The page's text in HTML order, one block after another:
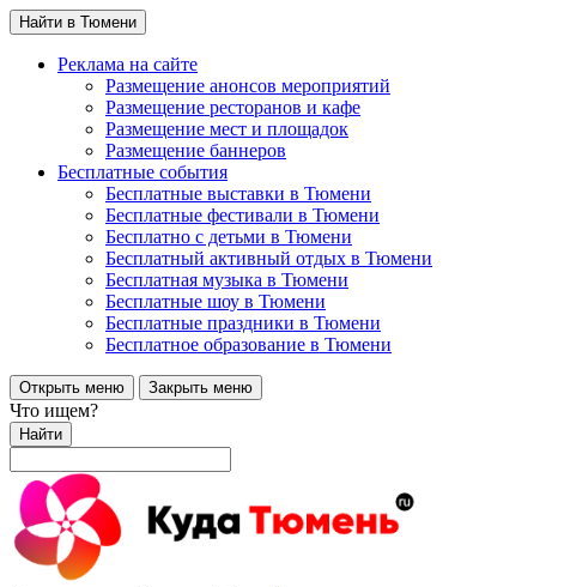
Найти в Тюмени
Реклама на сайте
Размещение анонсов мероприятий
Размещение ресторанов и кафе
Размещение мест и площадок
Размещение баннеров
Бесплатные события
Бесплатные выставки в Тюмени
Бесплатные фестивали в Тюмени
Бесплатно с детьми в Тюмени
Бесплатный активный отдых в Тюмени
Бесплатная музыка в Тюмени
Бесплатные шоу в Тюмени
Бесплатные праздники в Тюмени
Бесплатное образование в Тюмени
Открыть меню Закрыть меню
Что ищем?
Найти